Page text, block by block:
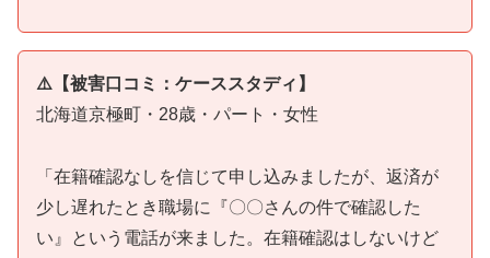
⚠️【被害口コミ：ケーススタディ】
北海道京極町・28歳・パート・女性
「在籍確認なしを信じて申し込みましたが、返済が
少し遅れたとき職場に『〇〇さんの件で確認した
い』という電話が来ました。在籍確認はしないけど